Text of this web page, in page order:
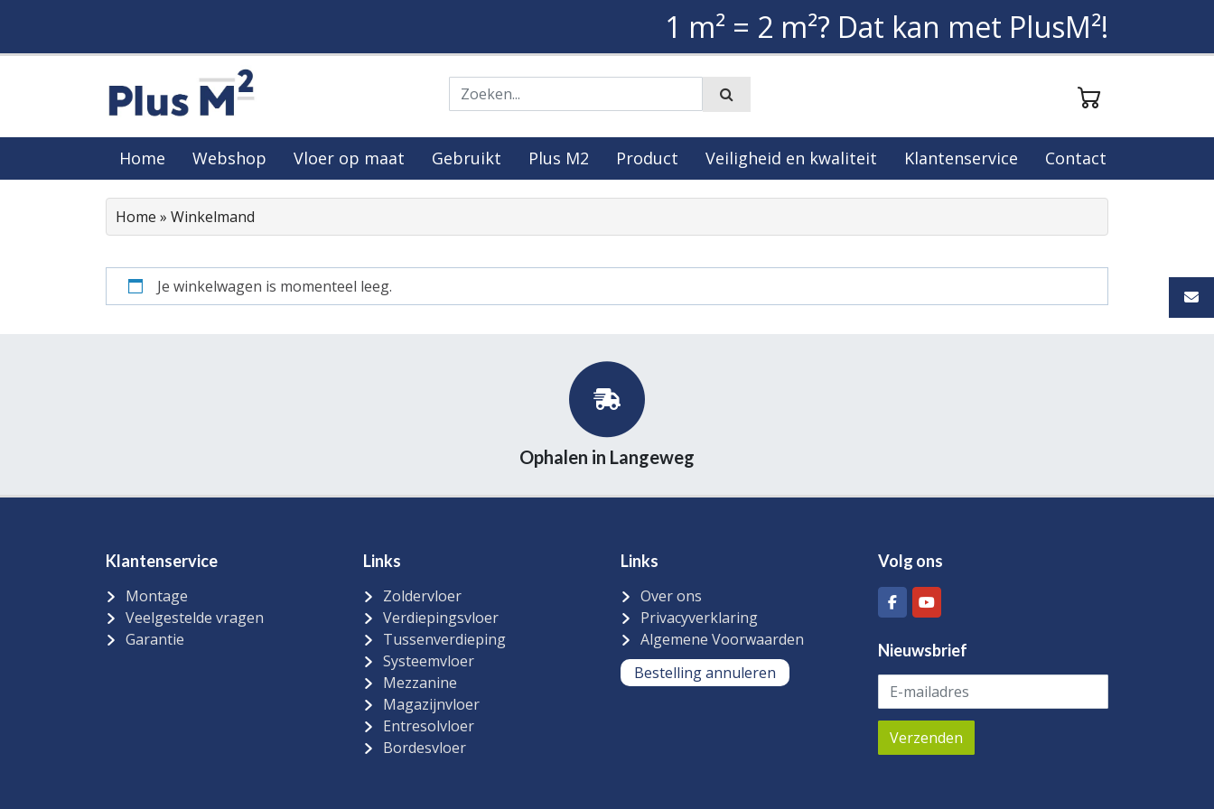
1 m² = 2 m²? Dat kan met PlusM²!
Zoeken
Home Webshop Vloer op maat Gebruikt Plus M2 Product Veiligheid en kwaliteit Klantenservice Contact
Home » Winkelmand
Je winkelwagen is momenteel leeg.
Ophalen in Langeweg
Klantenservice
Montage
Veelgestelde vragen
Garantie
Links
Zoldervloer
Verdiepingsvloer
Tussenverdieping
Systeemvloer
Mezzanine
Magazijnvloer
Entresolvloer
Bordesvloer
Links
Over ons
Privacyverklaring
Algemene Voorwaarden
Bestelling annuleren
Volg ons
Nieuwsbrief